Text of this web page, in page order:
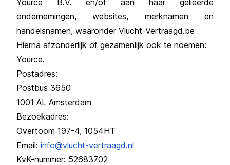
ondernemingen, websites, merknamen en
handelsnamen, waaronder Vlucht-Vertraagd.be
Hierna afzonderlijk of gezamenlijk ook te noemen:
Yource.
Postadres:
Postbus 3650
1001 AL Amsterdam
Bezoekadres:
Overtoom 197-4, 1054HT
Email: info@vlucht-vertraagd.nl
KvK-nummer: 52683702